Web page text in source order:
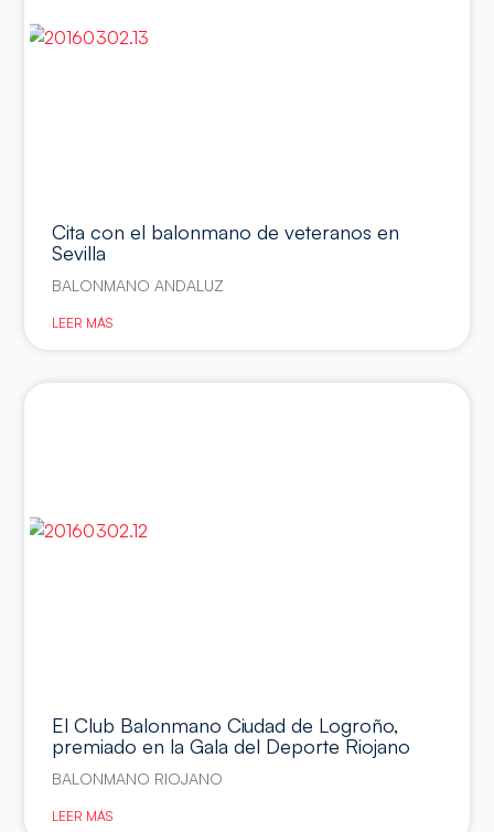
Cita con el balonmano de veteranos en
Sevilla
BALONMANO ANDALUZ
LEER MÁS
El Club Balonmano Ciudad de Logroño,
premiado en la Gala del Deporte Riojano
BALONMANO RIOJANO
LEER MÁS